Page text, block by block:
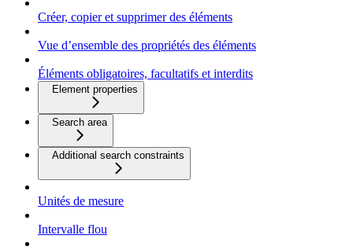
Créer, copier et supprimer des éléments
Vue d’ensemble des propriétés des éléments
Éléments obligatoires, facultatifs et interdits
Element properties
Search area
Additional search constraints
Unités de mesure
Intervalle flou